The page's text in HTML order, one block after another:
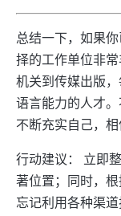
总结一下，如果
择的工作单位非
机关到传媒出版
语言能力的人才。
不断充实自己，相
行动建议： 立即
著位置；同时，
忘记利用各种渠